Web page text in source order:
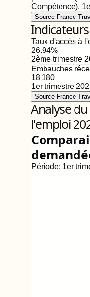
Compétence),
Source France
Taux d'accès à
26.94%
2ème trimestre
Embauches
18 180
1er trimestre
Source France
Analyse
l'emploi
Période: 1er